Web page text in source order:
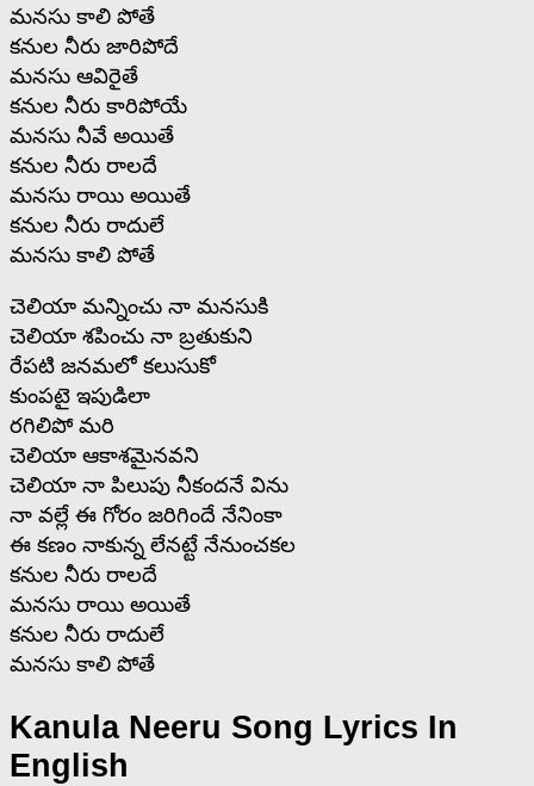
మనసు కాలి పోతే
కనుల నీరు జారిపోదే
మనసు ఆవిరైతే
కనుల నీరు కారిపోయే
మనసు నీవే అయితే
కనుల నీరు రాలదే
మనసు రాయి అయితే
కనుల నీరు రాదులే
మనసు కాలి పోతే
చెలియా మన్నించు నా మనసుకి
చెలియా శపించు నా బ్రతుకుని
రేపటి జనమలో కలుసుకో
కుంపటై ఇపుడిలా
రగిలిపో మరి
చెలియా ఆకాశమైనవని
చెలియా నా పిలుపు నీకందనే విను
నా వల్లే ఈ గోరం జరిగిందే నేనింకా
ఈ కణం నాకున్న లేనట్టే నేనుంచకల
కనుల నీరు రాలదే
మనసు రాయి అయితే
కనుల నీరు రాదులే
మనసు కాలి పోతే
Kanula Neeru Song Lyrics In
English